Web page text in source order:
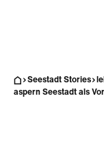
Seestadt Stories
aspern Seestadt als